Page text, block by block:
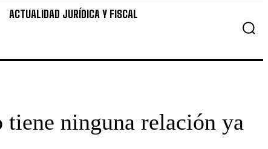
ACTUALIDAD JURÍDICA Y FISCAL
ninguna relación ya